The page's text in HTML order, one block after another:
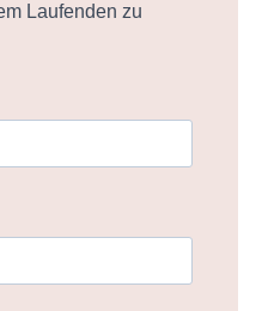
Laufenden zu